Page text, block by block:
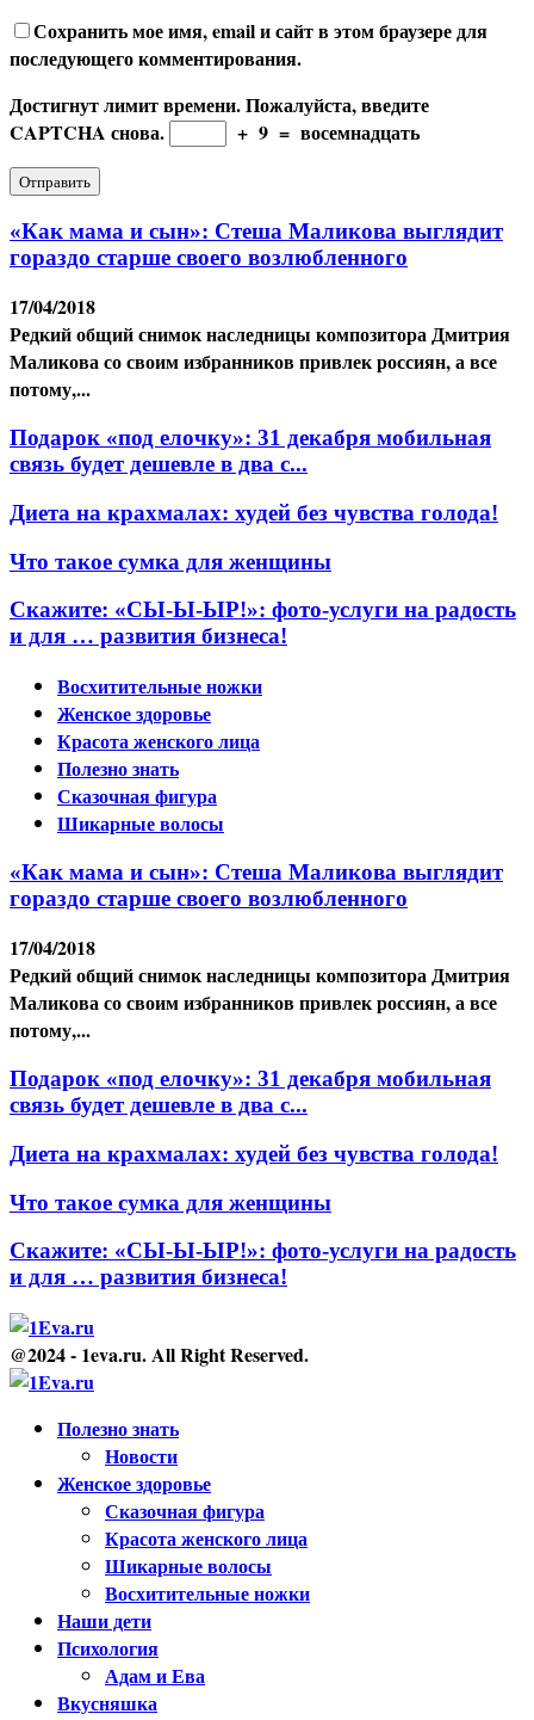
Сохранить мое имя, email и сайт в этом браузере для
последующего комментирования.
Достигнут лимит времени. Пожалуйста, введите
CAPTCHA снова.
+ 9 = восемнадцать
«Как мама и сын»: Стеша Маликова выглядит
гораздо старше своего возлюбленного
17/04/2018
Редкий общий снимок наследницы композитора Дмитрия
Маликова со своим избранников привлек россиян, а все
потому,...
Подарок «под елочку»: 31 декабря мобильная
связь будет дешевле в два с...
Диета на крахмалах: худей без чувства голода!
Что такое сумка для женщины
Скажите: «СЫ-Ы-ЫР!»: фото-услуги на радость
и для … развития бизнеса!
Восхитительные ножки
Женское здоровье
Красота женского лица
Полезно знать
Сказочная фигура
Шикарные волосы
«Как мама и сын»: Стеша Маликова выглядит
гораздо старше своего возлюбленного
17/04/2018
Редкий общий снимок наследницы композитора Дмитрия
Маликова со своим избранников привлек россиян, а все
потому,...
Подарок «под елочку»: 31 декабря мобильная
связь будет дешевле в два с...
Диета на крахмалах: худей без чувства голода!
Что такое сумка для женщины
Скажите: «СЫ-Ы-ЫР!»: фото-услуги на радость
и для … развития бизнеса!
@2024 - 1eva.ru. All Right Reserved.
Полезно знать
Новости
Женское здоровье
Сказочная фигура
Красота женского лица
Шикарные волосы
Восхитительные ножки
Наши дети
Психология
Адам и Ева
Вкусняшка